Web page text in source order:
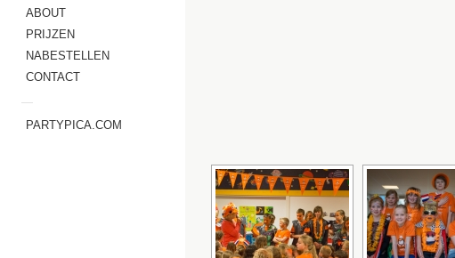
ABOUT
PRIJZEN
NABESTELLEN
CONTACT
—
PARTYPICA.COM